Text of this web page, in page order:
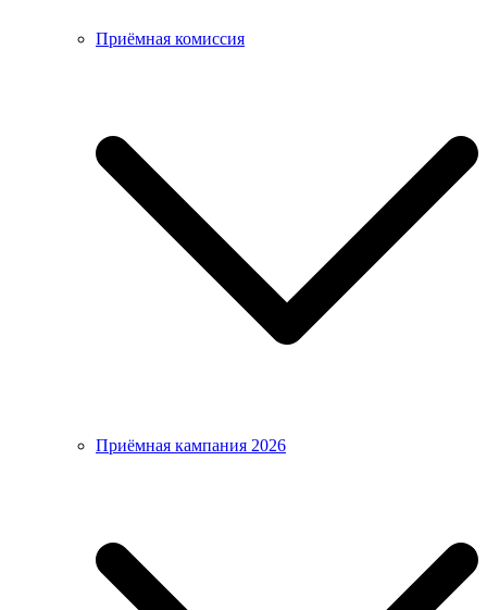
Приёмная комиссия
Приёмная кампания 2026